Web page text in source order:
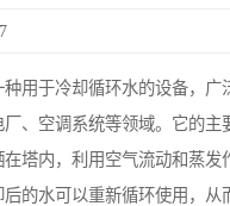
种用于冷却循环水的设备，广
厂、空调系统等领域。它的主
塔内，利用空气流动和蒸发
后的水可以重新循环使用，从